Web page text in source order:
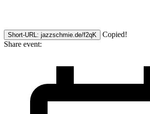
Short-URL: jazzschmie.de/f2qK
Copied!
Share event: